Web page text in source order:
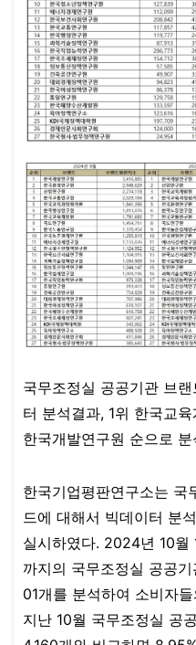
국무조정실 공공기관 브
터 분석결과, 1위 한국교
한국개발연구원 순으로 분
한국기업평판연구소는 국
드에 대해서 빅데이터 분
실시하였다. 2024년 10월
까지의 국무조정실 공공
01개를 분석하여 소비자
지난 10월 국무조정실 공